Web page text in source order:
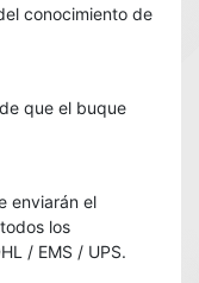
conocimiento de
que el buque
enviarán el
los
/ EMS / UPS.